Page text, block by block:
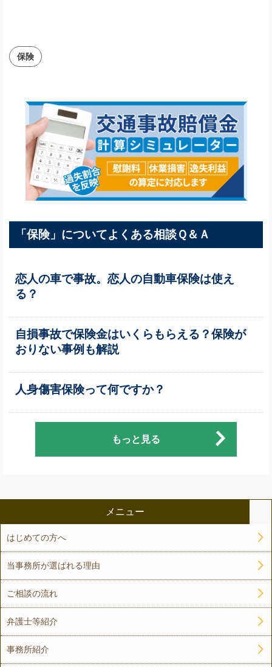
保険
「保険」についてよくある相談Ｑ＆Ａ
恋人の車で事故。恋人の自動車保険は使え
る？
自損事故で保険金はいくらもらえる？保険が
おりない事例も解説
人身傷害保険って何ですか？
もっと見る
メニュー
はじめての方へ
当事務所が選ばれる理由
ご相談の流れ
弁護士等紹介
事務所紹介